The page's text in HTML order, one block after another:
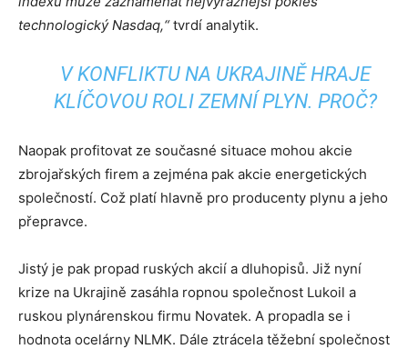
technologický Nasdaq,“tvrdí analytik.
V KONFLIKTU NA UKRAJINĚ HRAJE
KLÍČOVOU ROLI ZEMNÍ PLYN. PROČ?
Naopak profitovat ze současné situace mohou akcie
zbrojařských firem a zejména pak akcie energetických
společností. Což platí hlavně pro producenty plynu a jeho
přepravce.
Jistý je pak propad ruských akcií a dluhopisů. Již nyní
krize na Ukrajině zasáhla ropnou společnost Lukoil a
ruskou plynárenskou firmu Novatek. A propadla se i
hodnota ocelárny NLMK. Dále ztrácela těžební společnost